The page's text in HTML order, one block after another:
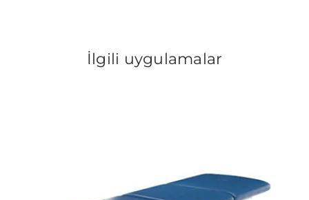
İlgili uygulamalar